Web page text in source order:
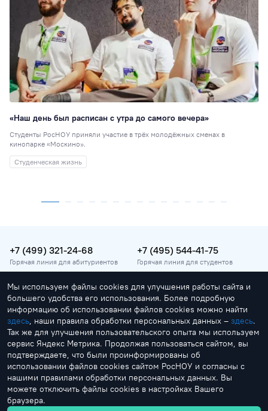
«Наш день был расписан с утра до самого вечера»
Студенты РосНОУ приняли участие в трёх молодёжных сменах в
кинопарке «Москино».
Студенческая жизнь
+7 (499) 321-24-68
Горячая линия для абитуриентов
+7 (495) 544-41-75
Горячая линия для студентов
vopros@rosnou.ru
Горячая линия для абитуриентов
Москва, улица Радио, 22
Главный корпус
by Creonit
Мы используем файлы cookies для улучшения работы сайта и
большего удобства его использования. Более подробную
информацию об использовании файлов cookies можно найти
здесь, наши правила обработки персональных данных – здесь.
Так же для улучшения пользовательского опыта мы используем
сервис Яндекс Метрика. Продолжая пользоваться сайтом, вы
подтверждаете, что были проинформированы об
использовании файлов cookies сайтом РосНОУ и согласны с
нашими правилами обработки персональных данных. Вы
можете отключить файлы cookies в настройках Вашего
браузера.